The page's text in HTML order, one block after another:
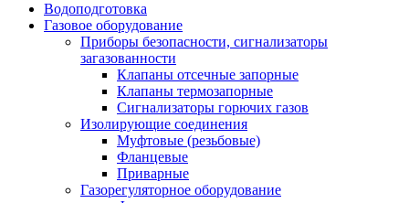
Водоподготовка
Газовое оборудование
Приборы безопасности, сигнализаторы
загазованности
Клапаны отсечные запорные
Клапаны термозапорные
Сигнализаторы горючих газов
Изолирующие соединения
Муфтовые (резьбовые)
Фланцевые
Приварные
Газорегуляторное оборудование